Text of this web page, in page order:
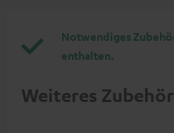
Notwendiges
enthalten.
Weiteres Zubehör